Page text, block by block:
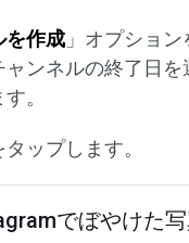
を作成 」オプショ
ンネルの終了日
。
タップします。
でぼやけた